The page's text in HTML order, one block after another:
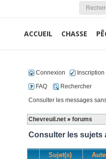
ACCUEIL CHASSE
Connexion
Inscription
FAQ
Rechercher
Consulter les messages
Chevreuil.net » forums
Consulter les sujets
Sujet(s)